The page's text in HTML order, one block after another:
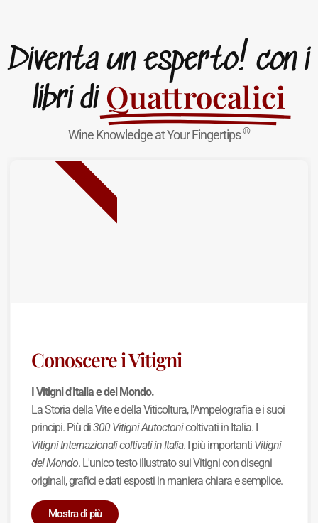
Diventa un esperto! con i
libri di Quattrocalici
Wine Knowledge at Your Fingertips®
Conoscere i Vitigni
I Vitigni d'Italia e del Mondo.
La Storia della Vite e della Viticoltura, l'Ampelografia e i suoi
principi. Più di300 Vitigni Autoctonicoltivati in Italia. I
Vitigni Internazionali coltivati in Italia. I più importanti Vitigni
del Mondo. L'unico testo illustrato sui Vitigni con disegni
originali, grafici e dati esposti in maniera chiara e semplice.
Mostra di più
NUOVA USCITA